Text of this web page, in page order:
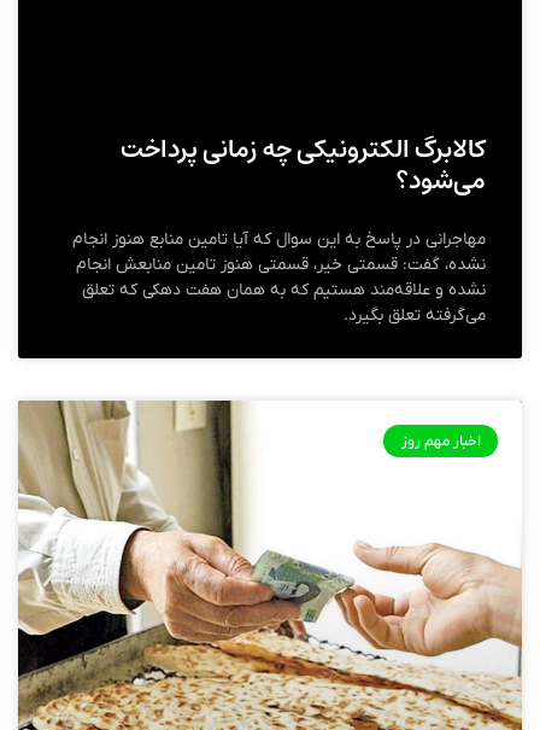
کالابرگ الکترونیکی چه زمانی پرداخت
می‌شود؟
مهاجرانی در پاسخ به این سوال که آیا تامین منابع هنوز انجام
نشده، گفت: قسمتی خیر، قسمتی هنوز تامین منابعش انجام
نشده و علاقه‌مند هستیم که به همان هفت دهکی که تعلق
می‌گرفته تعلق بگیرد.
اخبار مهم روز